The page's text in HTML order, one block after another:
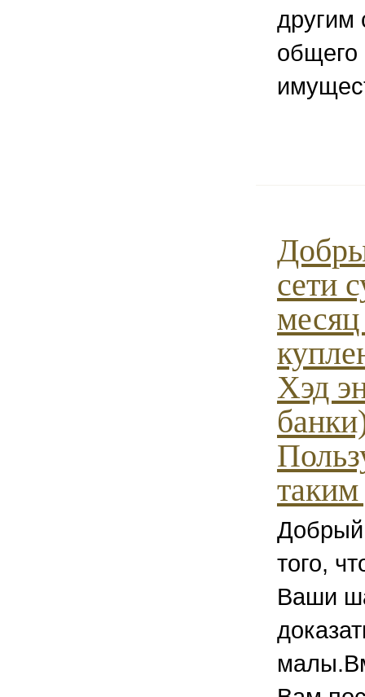
другим
общего
сети
Хэд
того,
Ваши